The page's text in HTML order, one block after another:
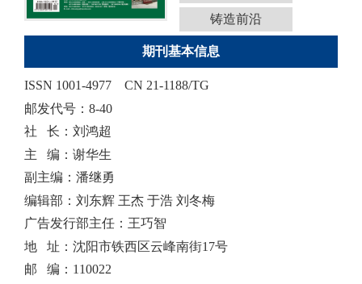
铸造前沿
期刊基本信息
ISSN 1001-4977 CN 21-1188/TG
邮发代号：8-40
社 长：刘鸿超
主 编：谢华生
副主编：潘继勇
编辑部：刘东辉 王杰 于浩 刘冬梅
广告发行部主任：王巧智
地 址：沈阳市铁西区云峰南街17号
邮 编：110022